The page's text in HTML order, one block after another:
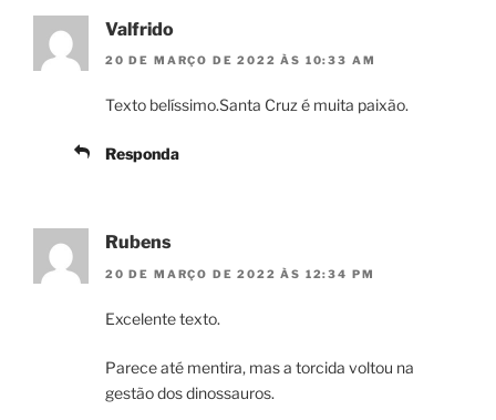
Valfrido
20 DE MARÇO DE 2022 ÀS 10:33 AM
Texto belíssimo.Santa Cruz é muita paixão.
Responda
Rubens
20 DE MARÇO DE 2022 ÀS 12:34 PM
Excelente texto.
Parece até mentira, mas a torcida voltou na
gestão dos dinossauros.